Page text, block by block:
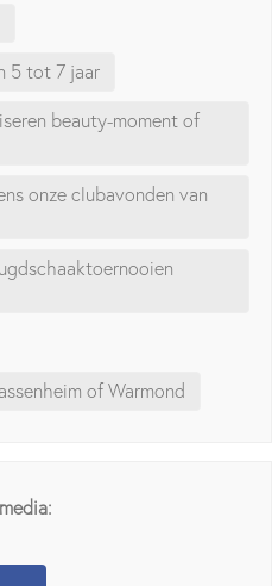
5 tot 7 jaar
beauty-moment of
onze clubavonden van
of Warmond